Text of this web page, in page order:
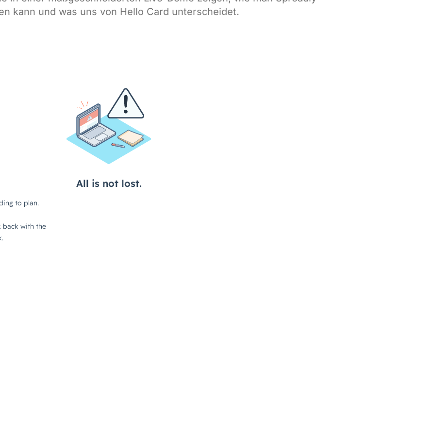
kann und was uns von Hello Card unterscheidet.